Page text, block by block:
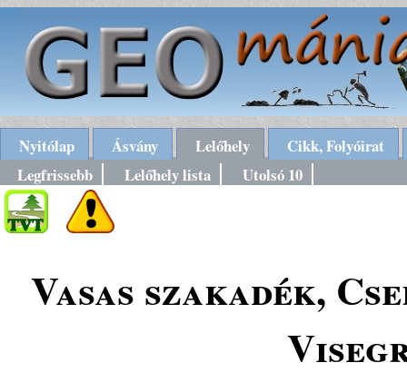
Nyitólap Ásvány Lelőhely
Cikk, Folyóirat
Legfrissebb
Lelőhely lista Utolsó 10
Vasas szakadék,